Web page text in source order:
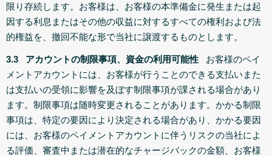
限り存続します。お客様は、お客様の本準備金に発生または起
因する利息またはその他の収益に対するすべての権利および法
的権益を、撤回不能な形で当社に譲渡するものとします。
3.3 アカウントの制限事項、資金の利用可能性 お客様のペイ
メントアカウントには、お客様が行うことのできる支払いまた
は支払いの受領に影響を及ぼす制限事項が課される場合があり
ます。制限事項は随時変更されることがあります。かかる制限
事項は、特定の要因により決定される場合があり、かかる要因
には、お客様のペイメントアカウントに伴うリスクの当社によ
る評価、審査中または潜在的なチャージバックの金額、お客様